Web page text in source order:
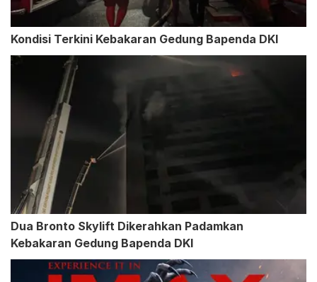
Kondisi Terkini Kebakaran Gedung Bapenda DKI
Dua Bronto Skylift Dikerahkan Padamkan
Kebakaran Gedung Bapenda DKI